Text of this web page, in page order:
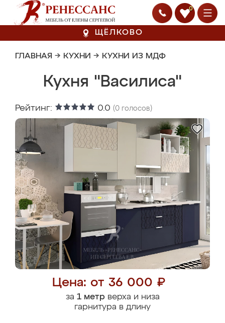
0
ЩЁЛКОВО
ГЛАВНАЯ → КУХНИ → КУХНИ ИЗ МДФ
Кухня "Василиса"
Рейтинг: 0.0 (0 голосов)
Цена: от 36 000 ₽
за 1 метрверха и низа
гарнитура в длину